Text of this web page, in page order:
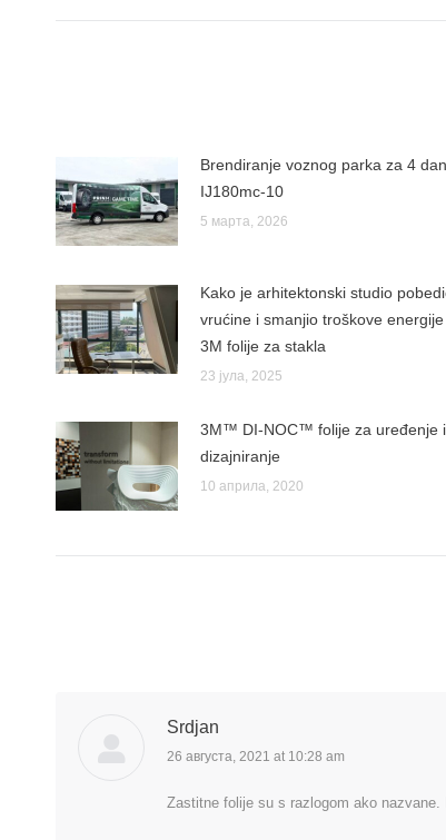
Brendiranje voznog parka za 4
IJ180mc-10
5 марта, 2026
Kako je arhitektonski studio
vrućine i smanjio troškove
3M folije za stakla
23 јула, 2025
3M™ DI-NOC™ folije za uređenje i
dizajniranje
10 априла, 2020
Srdjan
says:
26 августа, 2021 at 10:28 am
Zastitne folije su s razlogom ako